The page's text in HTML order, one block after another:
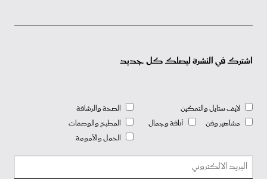
اشترك في النشرة ليصلك كل جديد
لايف ستايل والتمكين
مشاهير وفن
أناقة وجمال
الصحة والرشاقة
المطبخ والوصفات
الحمل والأمومة